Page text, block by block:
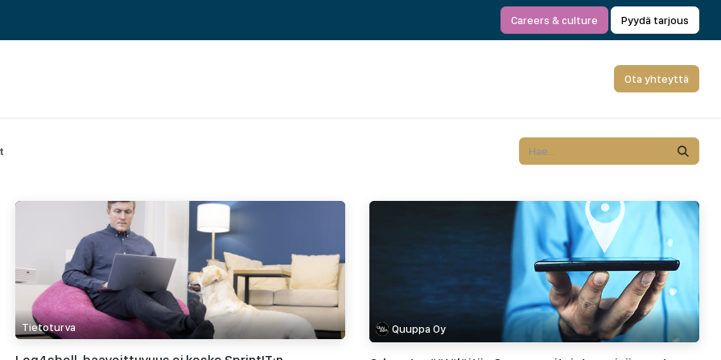
Careers & culture Pyydä tarjous
Ota yhteyttä
Tietoturva Quuppa Oy